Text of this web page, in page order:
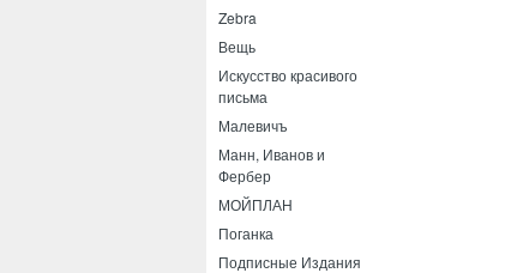
Zebra
Вещь
Искусство красивого
письма
Малевичъ
Манн, Иванов и
Фербер
МОЙПЛАН
Поганка
Подписные Издания